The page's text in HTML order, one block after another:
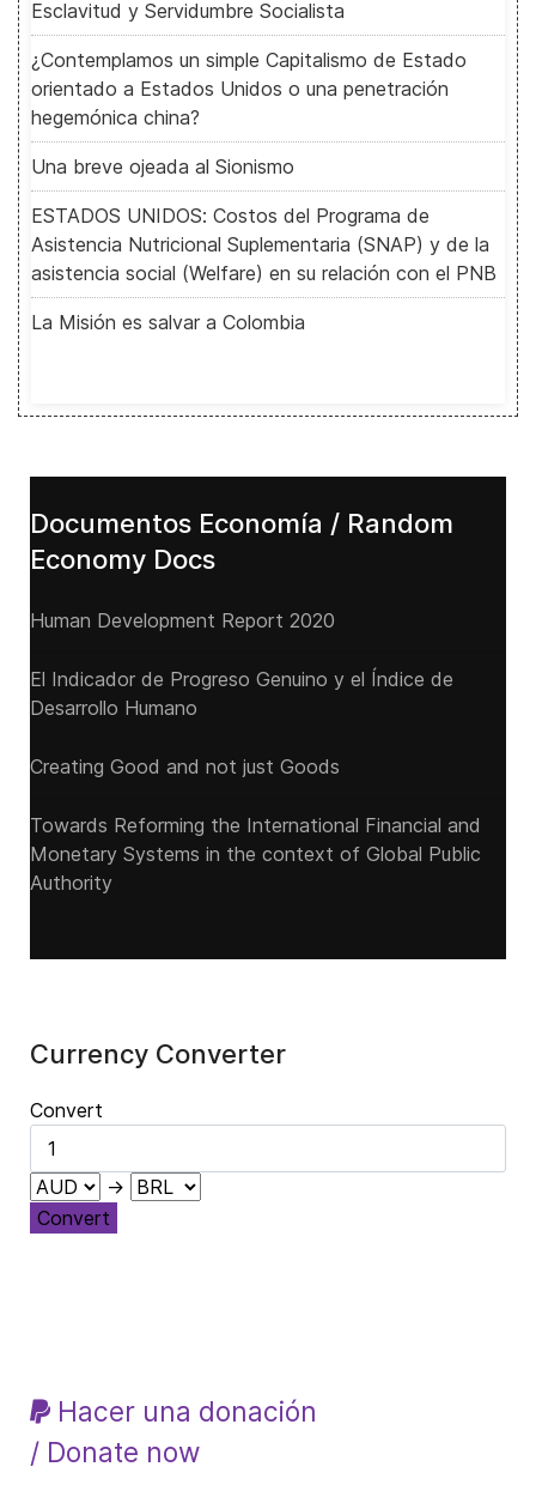
Esclavitud y Servidumbre Socialista
¿Contemplamos un simple Capitalismo de Estado
orientado a Estados Unidos o una penetración
hegemónica china?
Una breve ojeada al Sionismo
ESTADOS UNIDOS: Costos del Programa de
Asistencia Nutricional Suplementaria (SNAP) y de la
asistencia social (Welfare) en su relación con el PNB
La Misión es salvar a Colombia
Documentos Economía / Random
Economy Docs
Human Development Report 2020
El Indicador de Progreso Genuino y el Índice de
Desarrollo Humano
Creating Good and not just Goods
Towards Reforming the International Financial and
Monetary Systems in the context of Global Public
Authority
Currency Converter
Convert
→
Convert
Hacer una donación
/ Donate now